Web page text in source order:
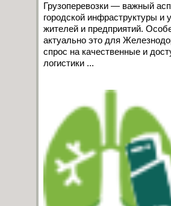
Грузоперевозки — важный
городской инфраструктуры и
жителей и предприятий.
актуально это для
спрос на качественные и
логистики ...